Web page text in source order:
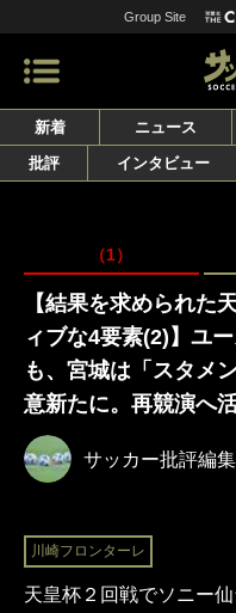
Group Site
新着 ニュース
批評
インタビュー
（1）
【結果を求められた
ィブな4要素(2)】ユ
も、宮城は「スタメ
意新たに。再競演へ
サッカー批評編
川崎フロンターレ
天皇杯２回戦でソニー